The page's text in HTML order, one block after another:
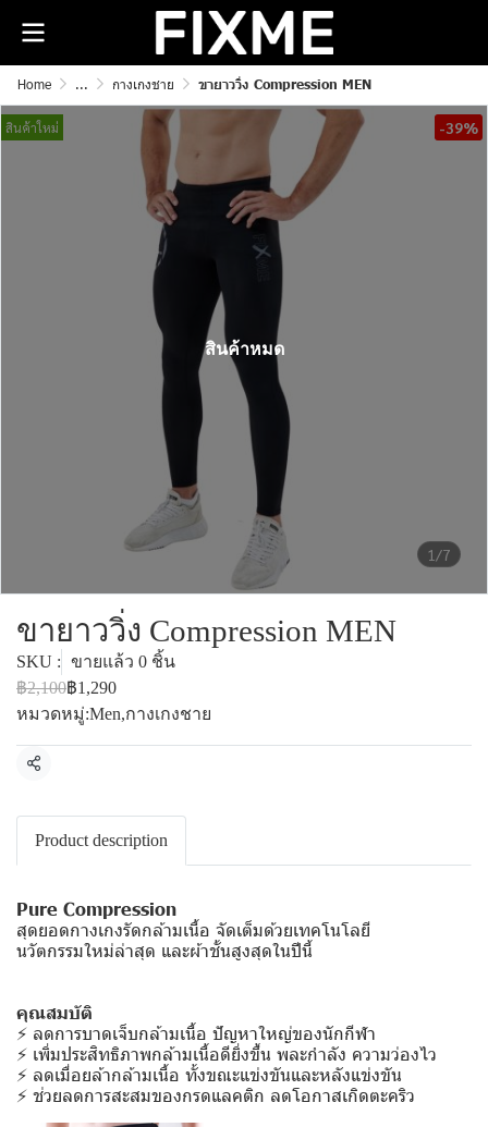
Home ... กางเกงชาย ขายาววิ่ง Compression MEN
1/7
สินค้าใหม่ -39%
สินค้าหมด
ขายาววิ่ง Compression MEN
SKU : ขายแล้ว 0 ชิ้น
฿2,100฿1,290
หมวดหมู่:Men,กางเกงชาย
แชร์
Product description
Pure Compression
สุดยอดกางเกงรัดกล้ามเนื้อ จัดเต็มด้วยเทคโนโลยี
นวัตกรรมใหม่ล่าสุด และผ้าชั้นสูงสุดในปีนี้
คุณสมบัติ
⚡️ ลดการบาดเจ็บกล้ามเนื้อ ปัญหาใหญ่ของนักกีฬา
⚡️ เพิ่มประสิทธิภาพกล้ามเนื้อดียิ่งขึ้น พละกำลัง ความว่องไว
⚡️ ลดเมื่อยล้ากล้ามเนื้อ ทั้งขณะแข่งขันและหลังแข่งขัน
⚡️ ช่วยลดการสะสมของกรดแลคติก ลดโอกาสเกิดตะคริว